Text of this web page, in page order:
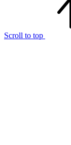
Scroll to top